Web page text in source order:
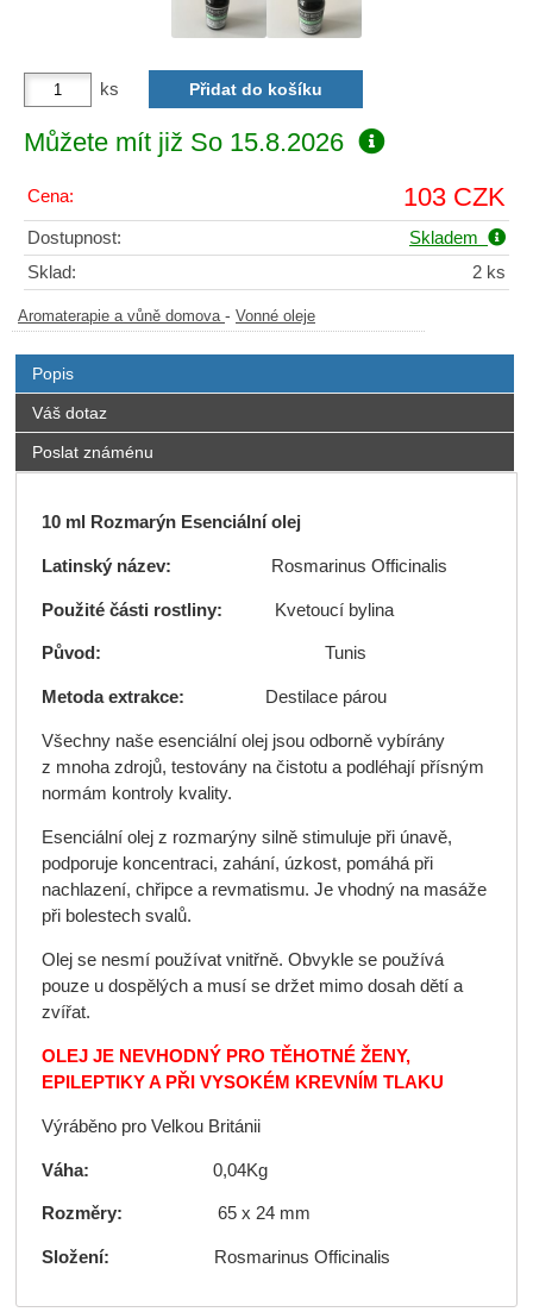
ks
Můžete mít již So 15.8.2026
Cena: 103 CZK
Dostupnost:
Skladem
Sklad:
2 ks
Aromaterapie a vůně domova - Vonné oleje
Popis
Váš dotaz
Poslat známénu
10 ml Rozmarýn Esenciální olej
Latinský název: Rosmarinus Officinalis
Použité části rostliny: Kvetoucí bylina
Původ: Tunis
Metoda extrakce: Destilace párou
Všechny naše esenciální olej jsou odborně vybírány
z mnoha zdrojů, testovány na čistotu a podléhají přísným
normám kontroly kvality.
Esenciální olej z rozmarýny silně stimuluje při únavě,
podporuje koncentraci, zahání, úzkost, pomáhá při
nachlazení, chřipce a revmatismu. Je vhodný na masáže
při bolestech svalů.
Olej se nesmí používat vnitřně. Obvykle se používá
pouze u dospělých a musí se držet mimo dosah dětí a
zvířat.
OLEJ JE NEVHODNÝ PRO TĚHOTNÉ ŽENY,
EPILEPTIKY A PŘI VYSOKÉM KREVNÍM TLAKU
Výráběno pro Velkou Británii
Váha: 0,04Kg
Rozměry: 65 x 24 mm
Složení: Rosmarinus Officinalis